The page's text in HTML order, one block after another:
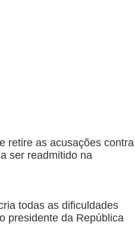
retire as acusações contra
ser readmitido na
todas as dificuldades
presidente da República